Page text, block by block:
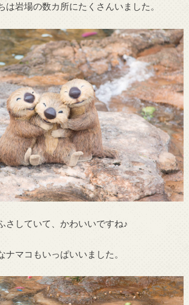
は岩場の数カ所にたくさんいました。
さしていて、かわいいですね♪
ナマコもいっぱいいました。